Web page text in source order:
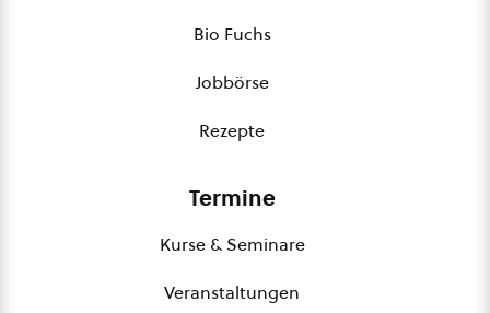
Bio Fuchs
Jobbörse
Rezepte
Termine
Kurse & Seminare
Veranstaltungen